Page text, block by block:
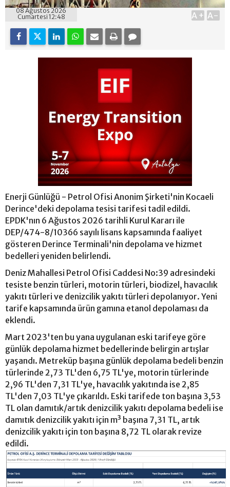
08 Ağustos 2026
Cumartesi 12:48
A+ A-
Enerji Günlüğü - Petrol Ofisi Anonim Şirketi'nin Kocaeli
Derince'deki depolama tesisi tarifesi tadil edildi.
EPDK'nın 6 Ağustos 2026 tarihli Kurul Kararı ile
DEP/474-8/10366 sayılı lisans kapsamında faaliyet
gösteren Derince Terminali'nin depolama ve hizmet
bedelleri yeniden belirlendi.
Deniz Mahallesi Petrol Ofisi Caddesi No:39 adresindeki
tesiste benzin türleri, motorin türleri, biodizel, havacılık
yakıtı türleri ve denizcilik yakıtı türleri depolanıyor. Yeni
tarife kapsamında ürün gamına etanol depolaması da
eklendi.
Mart 2023'ten bu yana uygulanan eski tarifeye göre
günlük depolama hizmet bedellerinde belirgin artışlar
yaşandı. Metreküp başına günlük depolama bedeli benzin
türlerinde 2,73 TL'den 6,75 TL'ye, motorin türlerinde
2,96 TL'den 7,31 TL'ye, havacılık yakıtında ise 2,85
TL'den 7,03 TL'ye çıkarıldı. Eski tarifede ton başına 3,53
TL olan damıtık/artık denizcilik yakıtı depolama bedeli ise
damıtık denizcilik yakıtı için m³ başına 7,31 TL, artık
denizcilik yakıtı için ton başına 8,72 TL olarak revize
edildi.